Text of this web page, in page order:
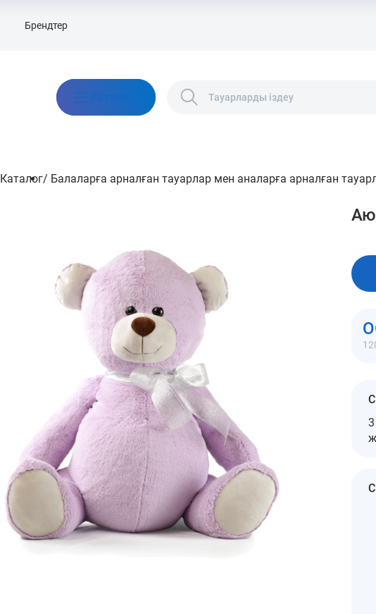
Брендтер
Каталог
Каталог/ Балаларға арналған тауарлар мен аналарға арналған